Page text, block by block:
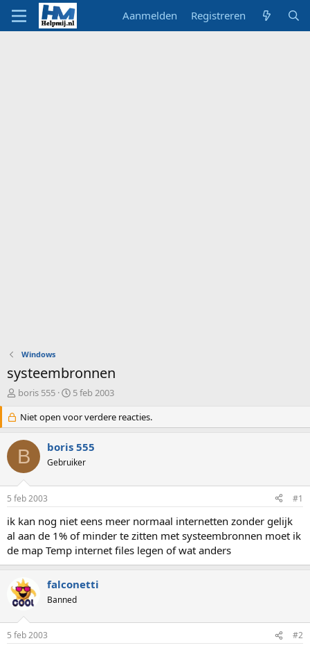
Aanmelden Registreren
Windows
systeembronnen
O
d
e
r
w
e
p
s
t
a
r
t
e
r
boris 555
S
a
r
d
a
m
5 feb 2003
Niet open voor verdere reacties.
B boris 555
Gebruiker
5 feb 2003 #1
ik kan nog niet eens meer normaal internetten zonder gelijk
al aan de 1% of minder te zitten met systeembronnen moet ik
de map Temp internet files legen of wat anders
falconetti
Banned
5 feb 2003 #2